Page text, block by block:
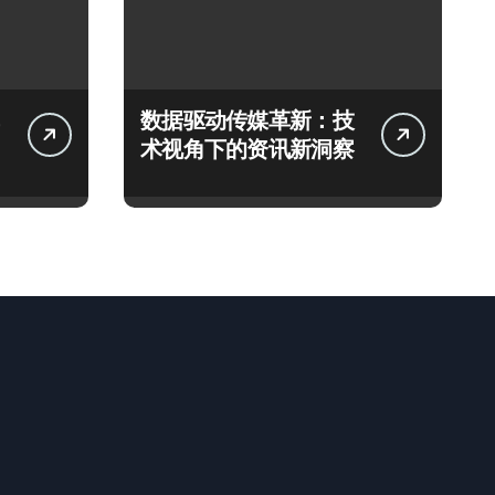
数据驱动传媒革新：技
术视角下的资讯新洞察